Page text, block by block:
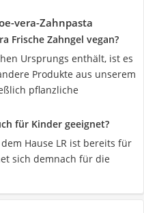
vera-Zahnpasta
Frische Zahngel vegan?
Ursprungs enthält, ist es
Produkte aus unserem
pflanzliche
für Kinder geeignet?
Hause LR ist bereits für
sich demnach für die